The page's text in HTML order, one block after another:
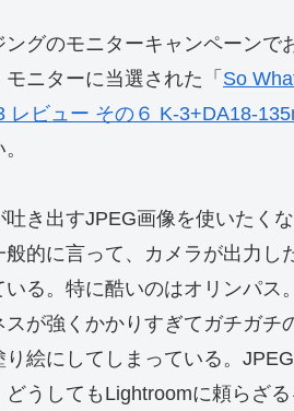
グのモニターキャンペーンで
ニターに当選された「 So
レビュー その６ K-3+DA18-
吐き出すJPEG画像を使いたく
的に言って、カメラが出力
る。特に酷いのはオリンパ
スが強くかかりすぎてガチガ
絵にしてしまっている。
どうしてもLightroomに頼らざ